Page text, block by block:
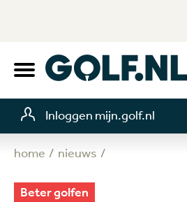
Inloggen mijn.golf.nl
home nieuws
Beter golfen